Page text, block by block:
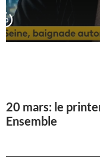
20 mars: le
Ensemble